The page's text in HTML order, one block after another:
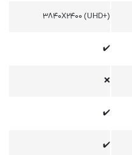
3840X2400 (UHD+)